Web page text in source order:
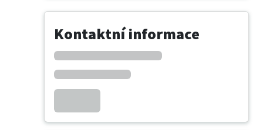
Kontaktní informace